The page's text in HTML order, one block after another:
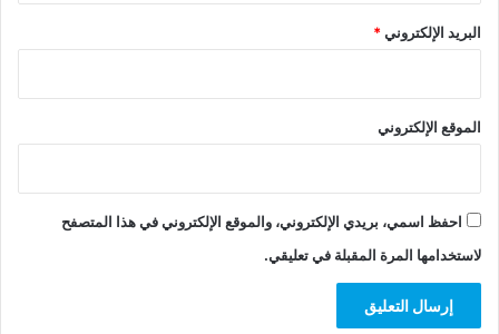
البريد الإلكتروني*
الموقع الإلكتروني
احفظ اسمي، بريدي الإلكتروني، والموقع الإلكتروني في هذا المتصفح
لاستخدامها المرة المقبلة في تعليقي.